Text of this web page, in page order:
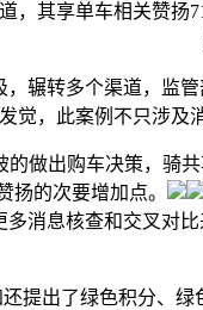
其享单车相关赞扬
转多个渠道，监管
觉，此案例不只涉及
出购车决策，骑共
扬的次要增加点。
消息核查和交叉对
出了绿色积分、绿